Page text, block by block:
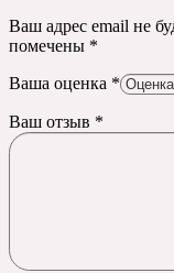
Ваш адрес email не
помечены *
Ваша оценка *
Ваш отзыв *